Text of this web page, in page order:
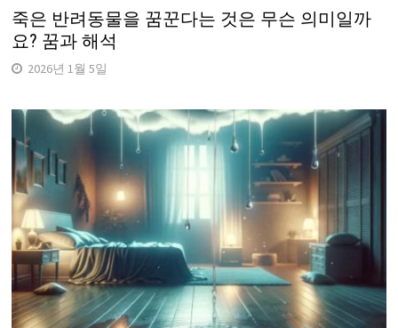
죽은 반려동물을 꿈꾼다는 것은 무슨 의미일까
요? 꿈과 해석
2026년 1월 5일